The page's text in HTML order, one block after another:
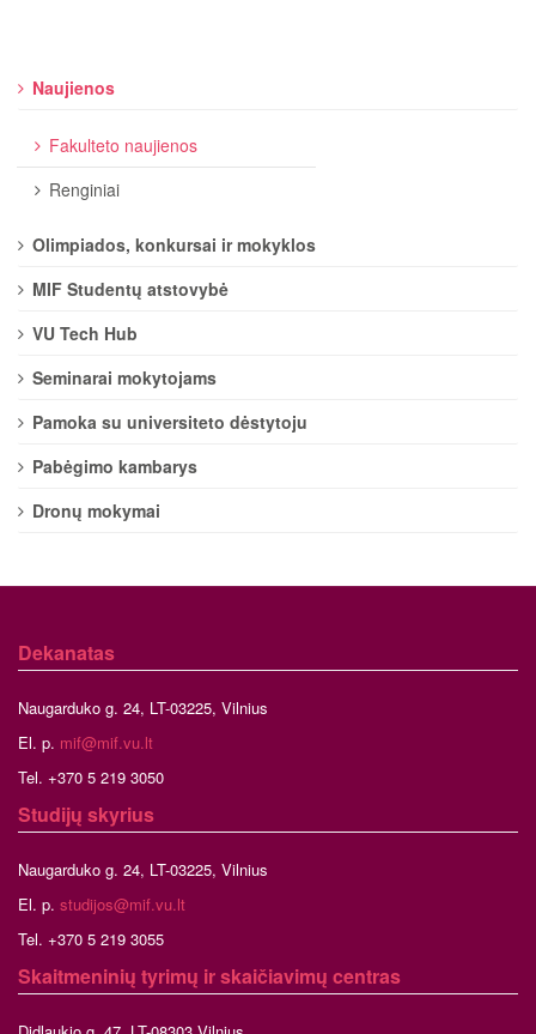
Naujienos
Fakulteto naujienos
Renginiai
Olimpiados, konkursai ir mokyklos
MIF Studentų atstovybė
VU Tech Hub
Seminarai mokytojams
Pamoka su universiteto dėstytoju
Pabėgimo kambarys
Dronų mokymai
Dekanatas
Naugarduko g. 24, LT-03225, Vilnius
El. p. mif@mif.vu.lt
Tel. +370 5 219 3050
Studijų skyrius
Naugarduko g. 24, LT-03225, Vilnius
El. p. studijos@mif.vu.lt
Tel. +370 5 219 3055
Skaitmeninių tyrimų ir skaičiavimų centras